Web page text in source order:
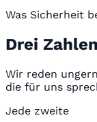
Was Sicherheit
Drei
Wir reden
die für uns
Jede zweite